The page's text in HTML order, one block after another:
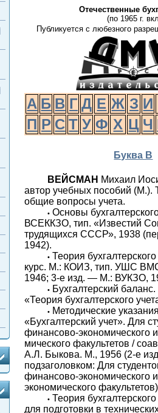
Отечественные
(по 1965 г.
Публикуется с любезного
А Б В Г Д Е Ж З И
П Р С Т У Ф Х Ц Ч
Буква В
ВЕЙСМАН Михаил
автор учебных пособий (М.).
общие вопросы учета.
• Основы
ВСЕККЗО, тип. «Известий
трудящихся СССР», 1938
1942).
• Теория
курс. М.: КОИЗ, тип. УШС
1946; 3-е изд. — М.: ВУКЗО,
• Бухгалтерский
«Теория бухгалтерского
• Методические
«Бухгалтерский учет». Для
финансово-экономического
ми­че­ского факультетов /
А.Л. Быкова. М., 1956 (2-е
подзаголовком: Для
финансово-экономического
экономического
• Теория
для подготовки в